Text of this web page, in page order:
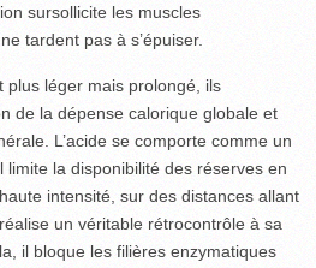
sursollicite les muscles
tardent pas à s’épuiser.
plus léger mais prolongé, ils
de la dépense calorique globale et
L’acide se comporte comme un
la disponibilité des réserves en
intensité, sur des distances allant
un véritable rétrocontrôle à sa
il bloque les filières enzymatiques